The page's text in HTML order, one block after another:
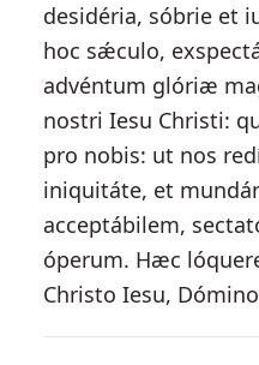
desidéria, sóbrie et
hoc sǽculo,
advéntum glóriæ
nostri Iesu Christi:
pro nobis: ut nos
iniquitáte, et
acceptábilem,
óperum. Hæc
Christo Iesu,